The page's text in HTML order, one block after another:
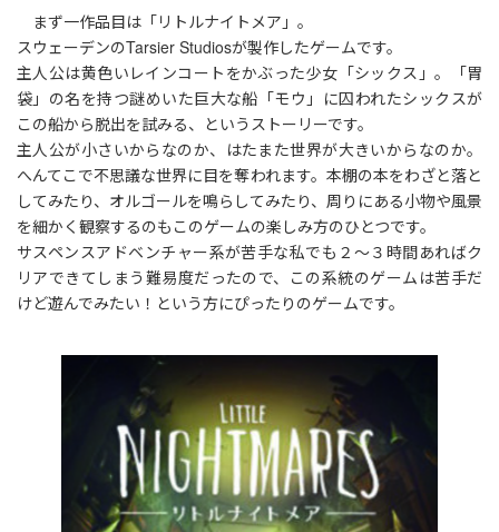
まず一作品目は「リトルナイトメア」。
スウェーデンのTarsier Studiosが製作したゲームです。
主人公は黄色いレインコートをかぶった少女「シックス」。「胃
袋」の名を持つ謎めいた巨大な船「モウ」に囚われたシックスが
この船から脱出を試みる、というストーリーです。
主人公が小さいからなのか、はたまた世界が大きいからなのか。
へんてこで不思議な世界に目を奪われます。本棚の本をわざと落と
してみたり、オルゴールを鳴らしてみたり、周りにある小物や風景
を細かく観察するのもこのゲームの楽しみ方のひとつです。
サスペンスアドベンチャー系が苦手な私でも２～３時間あればク
リアできてしまう難易度だったので、この系統のゲームは苦手だ
けど遊んでみたい！という方にぴったりのゲームです。